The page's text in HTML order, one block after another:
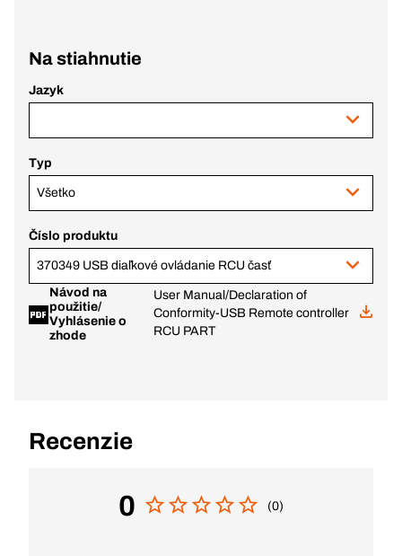
Na stiahnutie
Jazyk
Typ
Všetko
Číslo produktu
370349 USB diaľkové ovládanie RCU časť
Návod na
použitie/
Vyhlásenie o
zhode
User Manual/Declaration of
Conformity-USB Remote controller
RCU PART
Recenzie
0 (0)